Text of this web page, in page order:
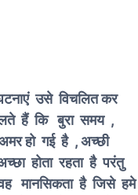
उसे विचलित कर
हैं कि बुरा समय ,
हो गई है , अच्छी
होता रहता है परंतु
मानसिकता है जिसे हमे